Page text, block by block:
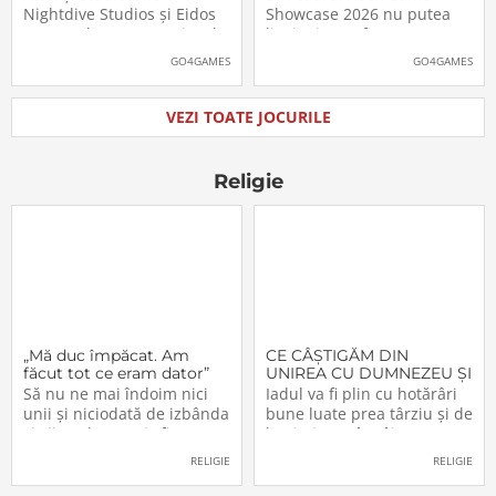
pe platformele moderne
Nightdive Studios și Eidos
Montreal au anunțat jocul
Thief: The Dark Project
PlayStation 5, PlayStation 4,
Xbox Series X|S, Nintendo
Switch 2, Nintendo Switch
GO4GAMES
putea juca
Showcase 2026 nu putea
lipsi Minecraft Dungeons II,
care, pe lângă un nou
oficială de lansare. Astfel,
pasionații se vor putea
aventura în Minecraft
Video: Minecraft
GO4GAMES
VEZI TOATE JOCURILE
Religie
„Mă duc împăcat. Am
făcut tot ce eram dator”
Să nu ne mai îndoim nici
unii şi niciodată de izbânda
şi viitorul acestei sfinte
RELIGIE
CE CÂŞTIGĂM DIN
UNIREA CU DUMNEZEU ŞI
CU FRAŢII (VI)
Iadul va fi plin cu hotărâri
bune luate prea târziu şi de
lacrimi nemângâiate
vărsate prea târziu. Lumea
RELIGIE